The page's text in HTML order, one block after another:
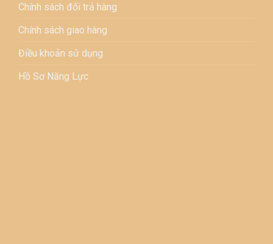
Chính sách đổi trả hàng
Chính sách giao hàng
Điều khoản sử dụng
Hồ Sơ Năng Lực